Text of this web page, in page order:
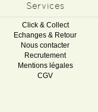
Services
Click & Collect
Echanges & Retour
Nous contacter
Recrutement
Mentions légales
CGV